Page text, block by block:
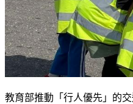
教育部推動「行人優先」的